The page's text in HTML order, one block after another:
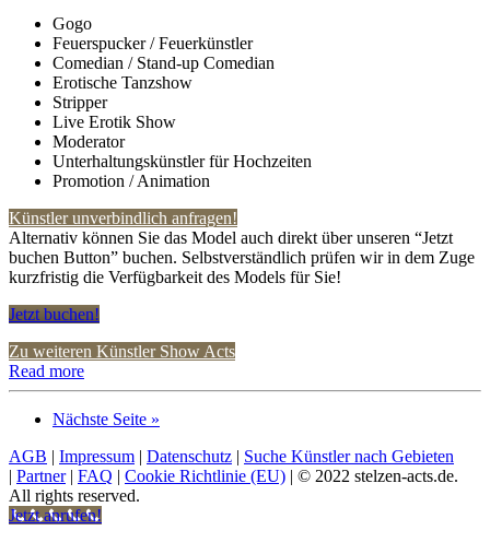
Gogo
Feuerspucker / Feuerkünstler
Comedian / Stand-up Comedian
Erotische Tanzshow
Stripper
Live Erotik Show
Moderator
Unterhaltungskünstler für Hochzeiten
Promotion / Animation
Künstler unverbindlich anfragen!
Alternativ können Sie das Model auch direkt über unseren “Jetzt
buchen Button” buchen. Selbstverständlich prüfen wir in dem Zuge
kurzfristig die Verfügbarkeit des Models für Sie!
Jetzt buchen!
Zu weiteren Künstler Show Acts
Read more
Nächste Seite »
AGB | Impressum | Datenschutz | Suche Künstler nach Gebieten
| Partner| FAQ | Cookie Richtlinie (EU) | © 2022 stelzen-acts.de.
All rights reserved.
Jetzt anrufen!